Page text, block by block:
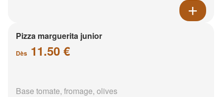
Pizza marguerita junior
Dès 11.50 €
Base tomate, fromage, olives